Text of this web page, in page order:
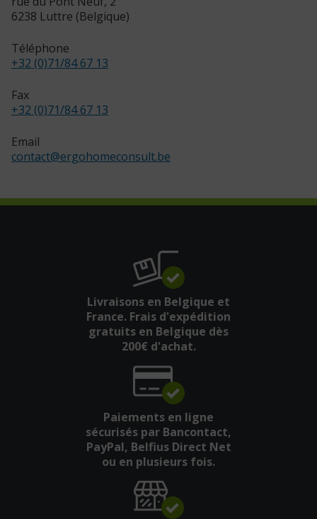
6238 Luttre (Belgique)
Téléphone
+32 (0)71/84 67 13
Fax
+32 (0)71/84 67 13
Email
contact@ergohomeconsult.be
Livraisons en Belgique et
France. Frais d'expédition
gratuits en Belgique dès
200€ d'achat.
Paiements en ligne
sécurisés par Bancontact,
PayPal, Belfius Direct Net
ou en plusieurs fois.